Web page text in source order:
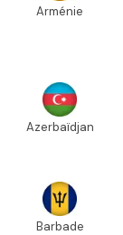
Arménie
Azerbaïdjan
Barbade